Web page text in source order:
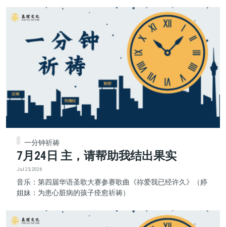
一分钟祈祷
7月24日 主，请帮助我结出果实
Jul 23, 2026
音乐：第四届华语圣歌大赛参赛歌曲《祢爱我已经许久》（婷
姐妹：为患心脏病的孩子痊愈祈祷）